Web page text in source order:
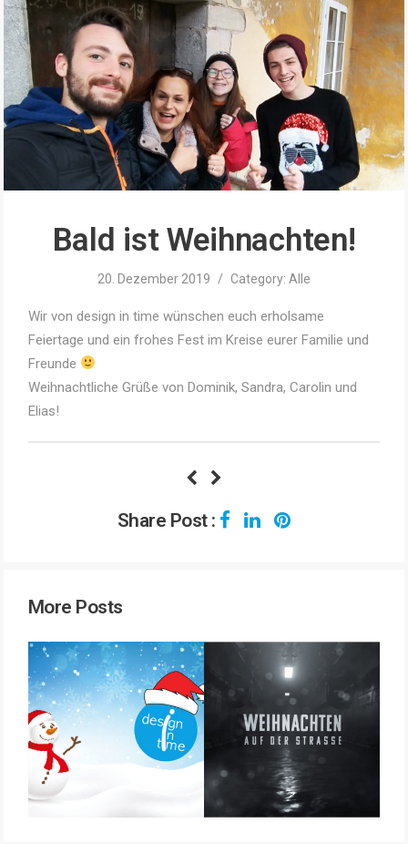
Bald ist Weihnachten!
20. Dezember 2019 / Category: Alle
Wir von design in time wünschen euch erholsame
Feiertage und ein frohes Fest im Kreise eurer Familie und
Freunde
Weihnachtliche Grüße von Dominik, Sandra, Carolin und
Elias!
Share Post :
More Posts